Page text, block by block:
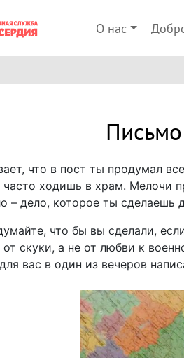
О нас
что в пост ты продумал
часто ходишь в храм. Мелочи
– дело, которое ты сделаешь
что бы вы сделали,
от скуки, а не от любви к
вас в один из вечеров